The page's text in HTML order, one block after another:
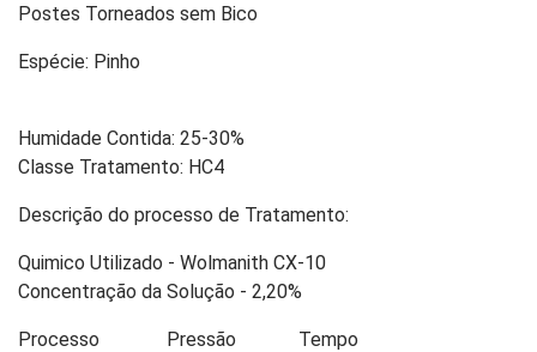
Postes Torneados sem Bico
Espécie: Pinho
Humidade Contida: 25-30%
Classe Tratamento: HC4
Descrição do processo de Tratamento:
Quimico Utilizado - Wolmanith CX-10
Concentração da Solução - 2,20%
Processo Pressão Tempo